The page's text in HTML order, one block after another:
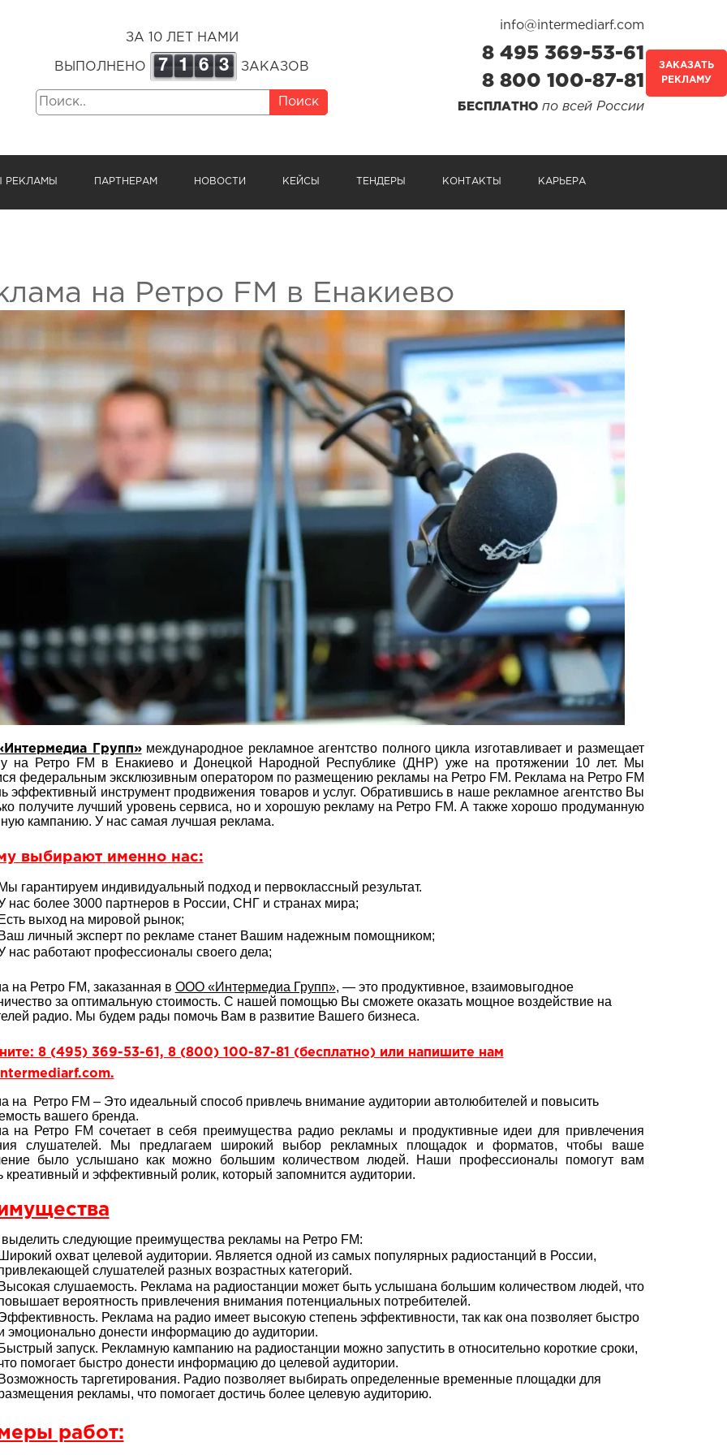
ЗА 10 ЛЕТ НАМИ
ВЫПОЛНЕНО 7 1 6 3 ЗАКАЗОВ
Поиск
info@intermediarf.com
8 495 369-53-61
8 800 100-87-81
БЕСПЛАТНО по всей России
РЕКЛАМЫ ПАРТНЕРАМ НОВОСТИ КЕЙСЫ ТЕНДЕРЫ КОНТАКТЫ КАРЬЕРА
ЗАКАЗАТЬ
РЕКЛАМУ
на Ретро FM в Енакиево
Групп»международное рекламное агентство полного цикла изготавливает и размещает
на Ретро FM в Енакиево и Донецкой Народной Республике (ДНР) уже на протяжении 10 лет. Мы
федеральным эксклюзивным оператором по размещению рекламы на Ретро FM. Реклама на Ретро FM
эффективный инструмент продвижения товаров и услуг. Обратившись в наше рекламное агентство Вы
получите лучший уровень сервиса, но и хорошую рекламу на Ретро FM. А также хорошо продуманную
кампанию. У нас самая лучшая реклама.
выбирают именно нас:
гарантируем индивидуальный подход и первоклассный результат.
нас более 3000 партнеров в России, СНГ и странах мира;
выход на мировой рынок;
личный эксперт по рекламе станет Вашим надежным помощником;
нас работают профессионалы своего дела;
на Ретро FM, заказанная в ООО «Интермедиа Групп», — это продуктивное, взаимовыгодное
за оптимальную стоимость. С нашей помощью Вы сможете оказать мощное воздействие на
радио. Мы будем рады помочь Вам в развитие Вашего бизнеса.
8 (495) 369-53-61, 8 (800) 100-87-81 (бесплатно) или напишите нам
на Ретро FM – Это идеальный способ привлечь внимание аудитории автолюбителей и повысить
вашего бренда.
на Ретро FM сочетает в себя преимущества радио рекламы и продуктивные идеи для привлечения
слушателей. Мы предлагаем широкий выбор рекламных площадок и форматов, чтобы ваше
было услышано как можно большим количеством людей. Наши профессионалы помогут вам
креативный и эффективный ролик, который запомнится аудитории.
следующие преимущества рекламы на Ретро FM:
охват целевой аудитории. Является одной из самых популярных радиостанций в России,
слушателей разных возрастных категорий.
слушаемость. Реклама на радиостанции может быть услышана большим количеством людей, что
вероятность привлечения внимания потенциальных потребителей.
Реклама на радио имеет высокую степень эффективности, так как она позволяет быстро
эмоционально донести информацию до аудитории.
запуск. Рекламную кампанию на радиостанции можно запустить в относительно короткие сроки,
помогает быстро донести информацию до целевой аудитории.
таргетирования. Радио позволяет выбирать определенные временные площадки для
рекламы, что помогает достичь более целевую аудиторию.
работ: